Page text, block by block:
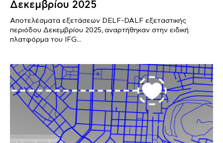
Δεκεμβρίου 2025
Αποτελέσματα εξετάσεων DELF-DALF εξεταστικής
περιόδου Δεκεμβρίου 2025, αναρτήθηκαν στην ειδική
πλατφόρμα του IFG...